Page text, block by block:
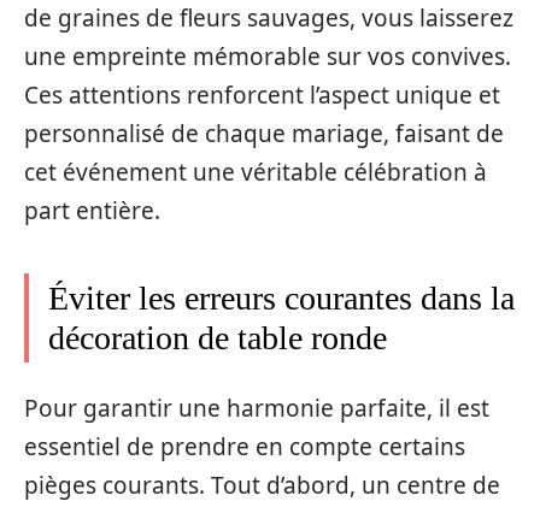
de graines de fleurs sauvages, vous laisserez
une empreinte mémorable sur vos convives.
Ces attentions renforcent l’aspect unique et
personnalisé de chaque mariage, faisant de
cet événement une véritable célébration à
part entière.
Éviter les erreurs courantes dans la
décoration de table ronde
Pour garantir une harmonie parfaite, il est
essentiel de prendre en compte certains
pièges courants. Tout d’abord, un centre de